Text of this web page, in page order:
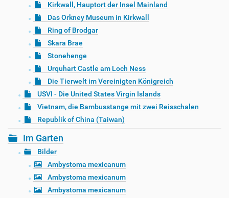
Kirkwall, Hauptort der Insel Mainland
Das Orkney Museum in Kirkwall
Ring of Brodgar
Skara Brae
Stonehenge
Urquhart Castle am Loch Ness
Die Tierwelt im Vereinigten Königreich
USVI - Die United States Virgin Islands
Vietnam, die Bambusstange mit zwei Reisschalen
Republik of China (Taiwan)
Im Garten
Bilder
Ambystoma mexicanum
Ambystoma mexicanum
Ambystoma mexicanum